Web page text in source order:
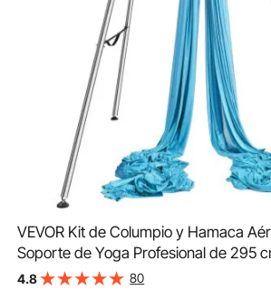
VEVOR Kit de Columpio y Hamaca
Soporte de Yoga Profesional de 295
Hamaca Azul de 12x2,6 m, Capacidad
4.8 80